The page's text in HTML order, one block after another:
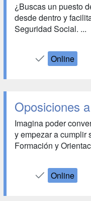
¿Buscas un puesto
desde dentro y
Seguridad Social. ...
Online
Oposiciones
Imagina poder
y empezar a cumplir
Formación y
Online